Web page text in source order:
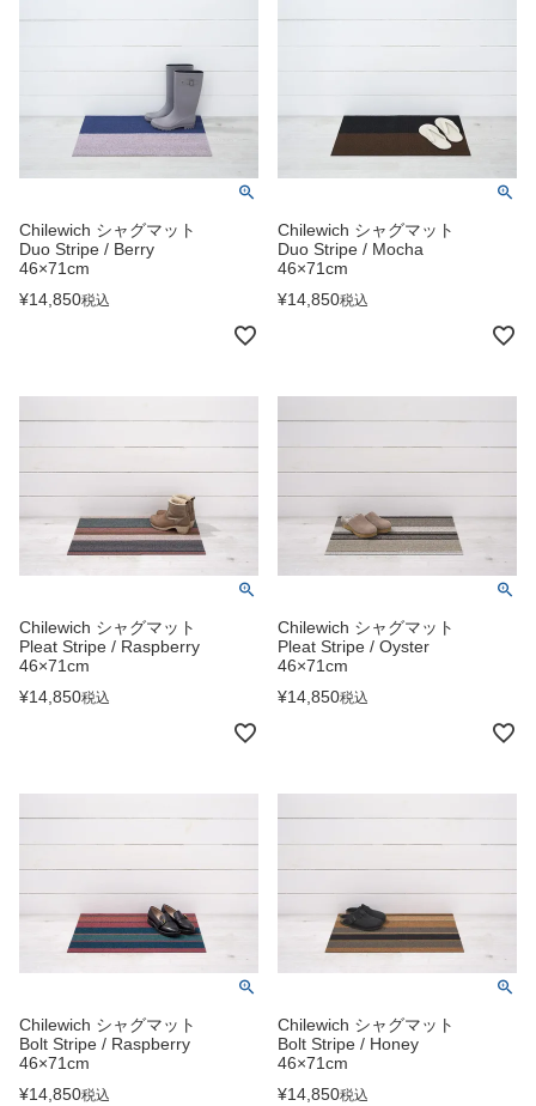
Chilewich シャグマット
Duo Stripe / Berry
46×71cm
¥14,850税込
Chilewich シャグマット
Duo Stripe / Mocha
46×71cm
¥14,850税込
Chilewich シャグマット
Pleat Stripe / Raspberry
46×71cm
¥14,850税込
Chilewich シャグマット
Pleat Stripe / Oyster
46×71cm
¥14,850税込
Chilewich シャグマット
Bolt Stripe / Raspberry
46×71cm
¥14,850税込
Chilewich シャグマット
Bolt Stripe / Honey
46×71cm
¥14,850税込